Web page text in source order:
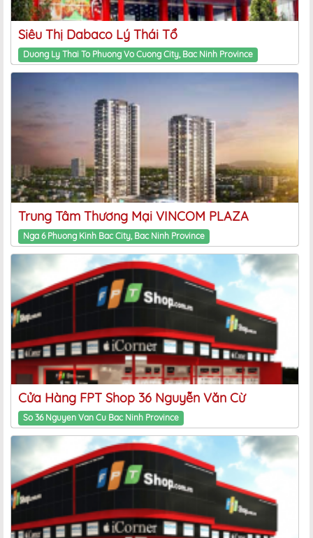
Siêu Thị Dabaco Lý Thái Tổ
Duong Ly Thai To Phuong Vo Cuong City, Bac Ninh Province
Trung Tâm Thương Mại VINCOM PLAZA
Nga 6 Phuong Kinh Bac City, Bac Ninh Province
Cửa Hàng FPT Shop 36 Nguyễn Văn Cừ
So 36 Nguyen Van Cu Bac Ninh Province